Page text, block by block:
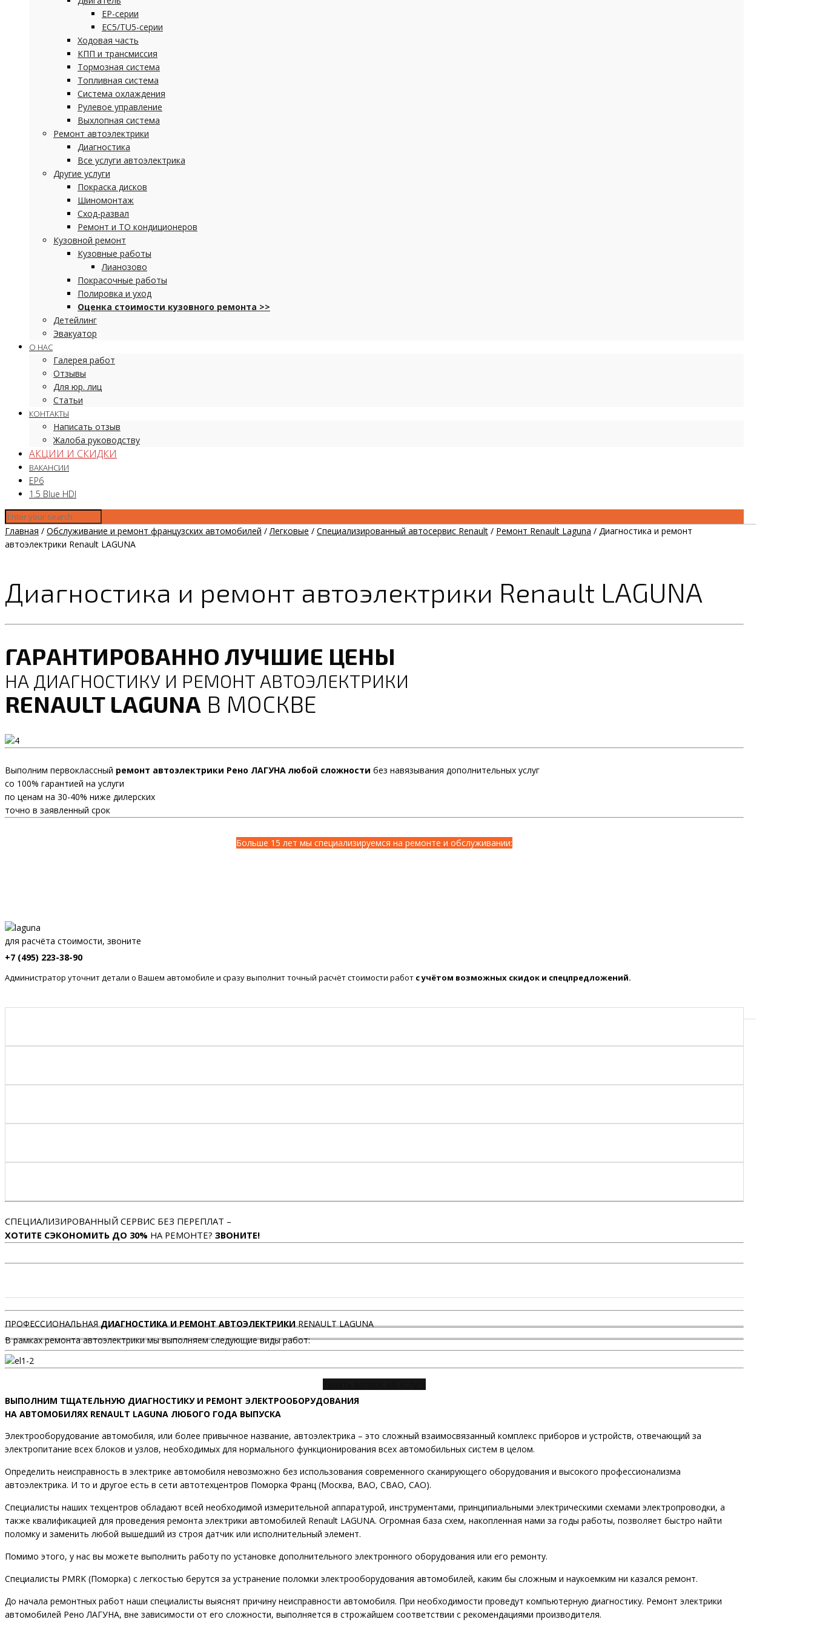
EP-серии
EC5/TU5-серии
Ходовая часть
КПП и трансмиссия
Тормозная система
Топливная система
Система охлаждения
Рулевое управление
Выхлопная система
Ремонт автоэлектрики
Диагностика
Все услуги автоэлектрика
Другие услуги
Покраска дисков
Шиномонтаж
Сход-развал
Ремонт и ТО кондиционеров
Кузовной ремонт
Кузовные работы
Лианозово
Покрасочные работы
Полировка и уход
Оценка стоимости кузовного ремонта >>
Детейлинг
Эвакуатор
О НАС
Галерея работ
Отзывы
Для юр. лиц
Статьи
КОНТАКТЫ
Написать отзыв
Жалоба руководству
АКЦИИ И СКИДКИ
ВАКАНСИИ
EP6
1.5 Blue HDI
Главная / Обслуживание и ремонт французских автомобилей / Легковые / Специализированный автосервис Renault / Ремонт Renault Laguna / Диагностика и ремонт
автоэлектрики Renault LAGUNA
Диагностика и ремонт автоэлектрики Renault LAGUNA
ГАРАНТИРОВАННО ЛУЧШИЕ ЦЕНЫ
НА ДИАГНОСТИКУ И РЕМОНТ АВТОЭЛЕКТРИКИ
RENAULT LAGUNA В МОСКВЕ
Выполним первоклассный ремонт автоэлектрики Рено ЛАГУНА любой сложности без навязывания дополнительных услуг
со 100% гарантией на услуги
по ценам на 30-40% ниже дилерских
точно в заявленный срок
Больше 15 лет мы специализируемся на ремонте и обслуживании:
для расчёта стоимости, звоните
+7 (495) 223-38-90
Администратор уточнит детали о Вашем автомобиле и сразу выполнит точный расчёт стоимости работ с учётом возможных скидок и спецпредложений.
СПЕЦИАЛИЗИРОВАННЫЙ СЕРВИС БЕЗ ПЕРЕПЛАТ –
ХОТИТЕ СЭКОНОМИТЬ ДО 30% НА РЕМОНТЕ? ЗВОНИТЕ!
ПРОФЕССИОНАЛЬНАЯДИАГНОСТИКА И РЕМОНТ АВТОЭЛЕКТРИКИRENAULT LAGUNA
В рамках ремонта автоэлектрики мы выполняем следующие виды работ:
ВЫПОЛНИМ ТЩАТЕЛЬНУЮ ДИАГНОСТИКУ И РЕМОНТ ЭЛЕКТРООБОРУДОВАНИЯ
НА АВТОМОБИЛЯХ RENAULT LAGUNA ЛЮБОГО ГОДА ВЫПУСКА
Электрооборудование автомобиля, или более привычное название, автоэлектрика – это сложный взаимосвязанный комплекс приборов и устройств, отвечающий за
электропитание всех блоков и узлов, необходимых для нормального функционирования всех автомобильных систем в целом.
Определить неисправность в электрике автомобиля невозможно без использования современного сканирующего оборудования и высокого профессионализма
автоэлектрика. И то и другое есть в сети автотехцентров Поморка Франц (Москва, ВАО, СВАО, САО).
Специалисты наших техцентров обладают всей необходимой измерительной аппаратурой, инструментами, принципиальными электрическими схемами электропроводки, а
также квалификацией для проведения ремонта электрики автомобилей Renault LAGUNA. Огромная база схем, накопленная нами за годы работы, позволяет быстро найти
поломку и заменить любой вышедший из строя датчик или исполнительный элемент.
Помимо этого, у нас вы можете выполнить работу по установке дополнительного электронного оборудования или его ремонту.
Специалисты PMRK (Поморка) с легкостью берутся за устранение поломки электрооборудования автомобилей, каким бы сложным и наукоемким ни казался ремонт.
До начала ремонтных работ наши специалисты выяснят причину неисправности автомобиля. При необходимости проведут компьютерную диагностику. Ремонт электрики
автомобилей Рено ЛАГУНА, вне зависимости от его сложности, выполняется в строжайшем соответствии с рекомендациями производителя.